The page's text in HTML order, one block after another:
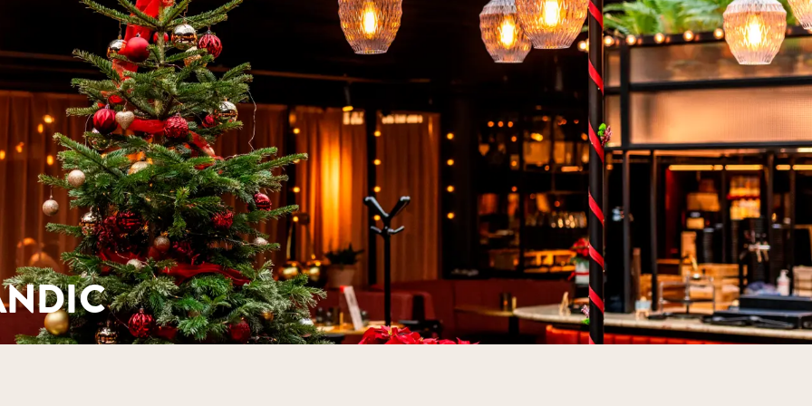
set up. Kontakt det ønskede hotel direkte for yderligere information og muligheder for skræddersyede løsninger
(+ 35 kr. pr. person)
set up. Kontakt det ønskede hotel direkte for yderligere information og muligheder for skræddersyede løsninger.
– rygeost creme – fennikel
skinke – butterdej – rødvinsglace
– kiks – kirsebær gele
set up. Kontakt det ønskede hotel direkte for yderligere information og muligheder for skræddersyede løsninger.